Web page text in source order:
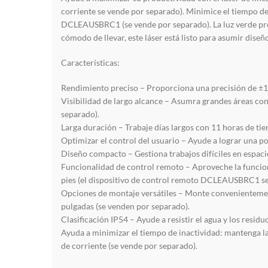
corriente se vende por separado). Minimice el tiempo
DCLEAUSBRC1 (se vende por separado). La luz
cómodo de llevar, este láser está listo para asumir
Características:
Rendimiento preciso – Proporciona una precisión de
Visibilidad de largo alcance – Asumra grandes áreas
separado).
Larga duración – Trabaje días largos con 11 horas de
Optimizar el control del usuario – Ayude a lograr una
Diseño compacto – Gestiona trabajos difíciles en
Funcionalidad de control remoto – Aproveche la
pies (el dispositivo de control remoto DCLEAUSBRC1
Opciones de montaje versátiles – Monte
pulgadas (se venden por separado).
Clasificación IP54 – Ayude a resistir el agua y los
Ayuda a minimizar el tiempo de inactividad: mantenga
de corriente (se vende por separado).